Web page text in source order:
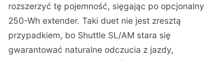
rozszerzyć tę pojemność, sięgając po opcjonalny
250-Wh extender. Taki duet nie jest zresztą
przypadkiem, bo Shuttle SL/AM stara się
gwarantować naturalne odczucia z jazdy,